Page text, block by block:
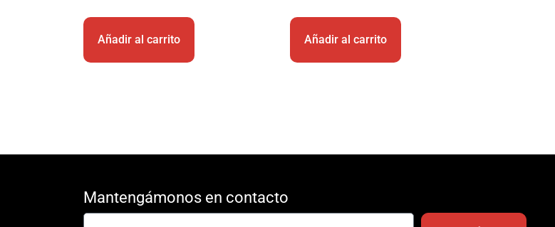
Añadir al carrito Añadir al carrito
Mantengámonos en contacto